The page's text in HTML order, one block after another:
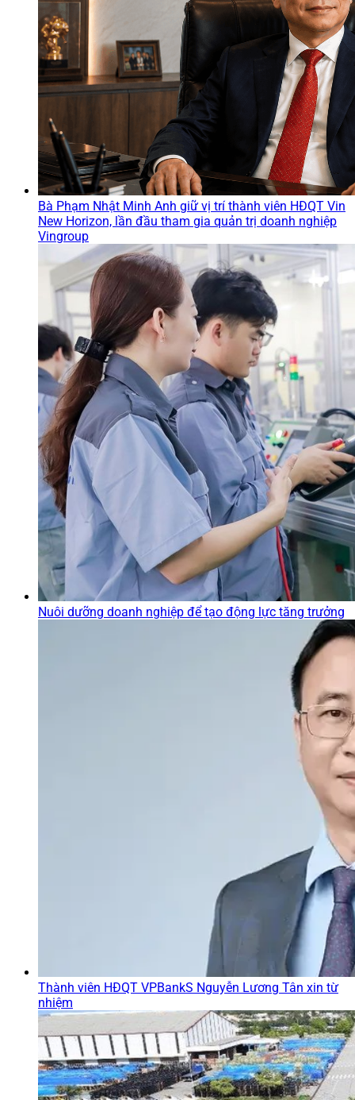
Bà Phạm Nhật Minh Anh giữ vị trí thành viên HĐQT Vin
New Horizon, lần đầu tham gia quản trị doanh nghiệp
Vingroup
Nuôi dưỡng doanh nghiệp để tạo động lực tăng trưởng
Thành viên HĐQT VPBankS Nguyễn Lương Tân xin từ
nhiệm